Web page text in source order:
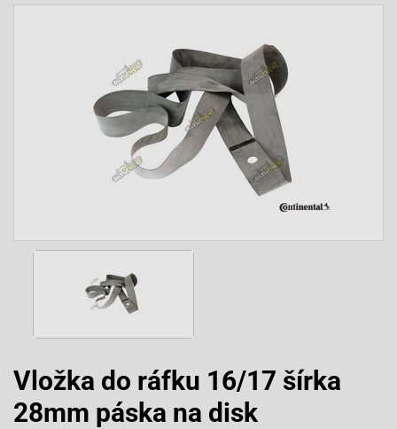
Vložka do ráfku 16/17 šírka
28mm páska na disk